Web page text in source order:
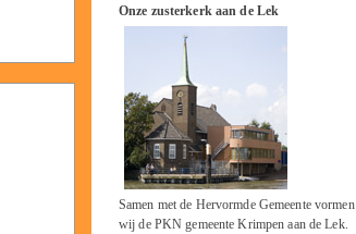
Onze zusterkerk aan de Lek
Samen met de Hervormde Gemeente vormen
wij de PKN gemeente Krimpen aan de Lek.